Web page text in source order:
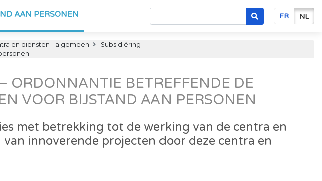
AAN PERSONEN FR NL
en diensten - algemeen
Subsidiëring
ORDONNANTIE BETREFFENDE DE
VOOR BIJSTAND AAN PERSONEN
met betrekking tot de werking van de centra en
innoverende projecten door deze centra en